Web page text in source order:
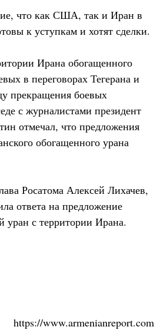
что как США, так и Иран в
к уступкам и хотят сделки.
Ирана обогащенного
в переговорах Тегерана и
прекращения боевых
с журналистами президент
отмечал, что предложения
обогащенного урана
Росатома Алексей Лихачев,
ответа на предложение
уран с территории Ирана.
https://www.armenianreport.com